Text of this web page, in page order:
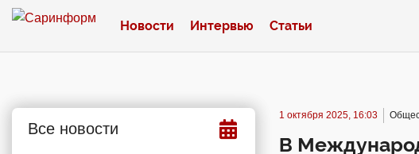
Новости Интервью Статьи
Все новости
1 октября 2025, 16:03
В